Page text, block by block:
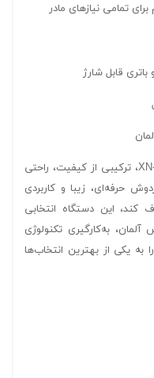
تمامی نیازهای مادر
شیردوش برقی هوریگن مدل XN-2209M1 C، ترکیبی از کیفیت، راحتی
حرفه‌ای، زیبا و کاربردی
کند، این دستگاه انتخابی
به‌کارگیری تکنولوژی
به یکی از بهترین انتخاب‌ها